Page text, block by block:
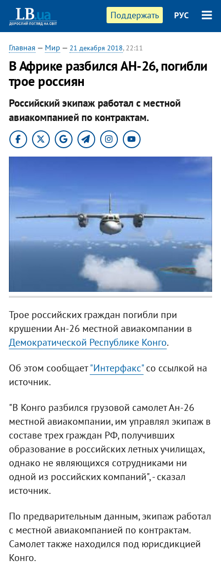
Поддержать РУС
Главная — Мир — 21 декабря 2018, 22:11
В Африке разбился АН-26, погибли
трое россиян
Российский экипаж работал с местной
авиакомпанией по контрактам.
Трое российских граждан погибли при
крушении Ан-26 местной авиакомпании в
Демократической Республике Конго.
Об этом сообщает"Интерфакс"со ссылкой на
источник.
"В Конго разбился грузовой самолет Ан-26
местной авиакомпании, им управлял экипаж в
составе трех граждан РФ, получивших
образование в российских летных училищах,
однако не являющихся сотрудниками ни
одной из российских компаний", - сказал
источник.
По предварительным данным, экипаж работал
с местной авиакомпанией по контрактам.
Самолет также находился под юрисдикцией
Конго.